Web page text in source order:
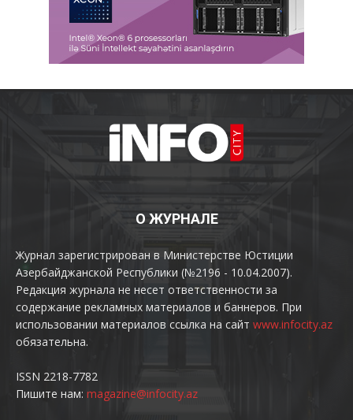
О ЖУРНАЛЕ
Журнал зарегистрирован в Министерстве Юстиции
Азербайджанской Республики (№2196 - 10.04.2007).
Редакция журнала не несет ответственности за
содержание рекламных материалов и баннеров. При
использовании материалов ссылка на сайт www.infocity.az
обязательна.
ISSN 2218-7782
Пишите нам: magazine@infocity.az